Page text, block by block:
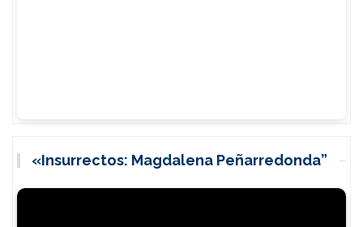
«Insurrectos: Magdalena Peñarredonda”